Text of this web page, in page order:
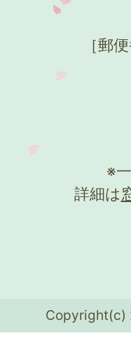
［郵
※
詳細は
Copyright(c)